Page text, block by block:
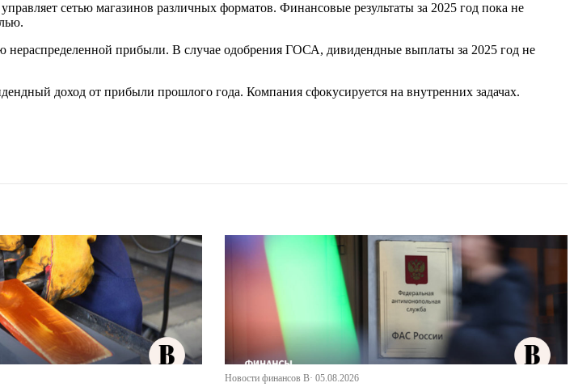
сетью магазинов различных форматов. Финансовые результаты за 2025 год пока не
прибыли. В случае одобрения ГОСА, дивидендные выплаты за 2025 год не
доход от прибыли прошлого года. Компания сфокусируется на внутренних задачах.
Новости финансов В· 05.08.2026